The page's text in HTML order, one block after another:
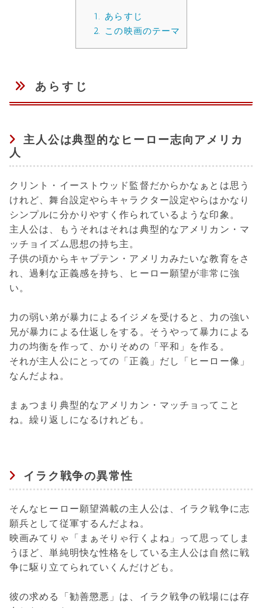
1. あらすじ
2.
この映画のテーマ
あらすじ
主人公は典型的なヒーロー志向アメリカ
人
クリント・イーストウッド監督だからかなぁとは思う
けれど、舞台設定やらキャラクター設定やらはかなり
シンプルに分かりやすく作られているような印象。
主人公は、もうそれはそれは典型的なアメリカン・マ
ッチョイズム思想の持ち主。
子供の頃からキャプテン・アメリカみたいな教育をさ
れ、過剰な正義感を持ち、ヒーロー願望が非常に強
い。
力の弱い弟が暴力によるイジメを受けると、力の強い
兄が暴力による仕返しをする。そうやって暴力による
力の均衡を作って、かりそめの「平和」を作る。
それが主人公にとっての「正義」だし「ヒーロー像」
なんだよね。
まぁつまり典型的なアメリカン・マッチョってこと
ね。繰り返しになるけれども。
イラク戦争の異常性
そんなヒーロー願望満載の主人公は、イラク戦争に志
願兵として従軍するんだよね。
映画みてりゃ「まぁそりゃ行くよね」って思ってしま
うほど、単純明快な性格をしている主人公は自然に戦
争に駆り立てられていくんだけども。
彼の求める「勧善懲悪」は、イラク戦争の戦場には存